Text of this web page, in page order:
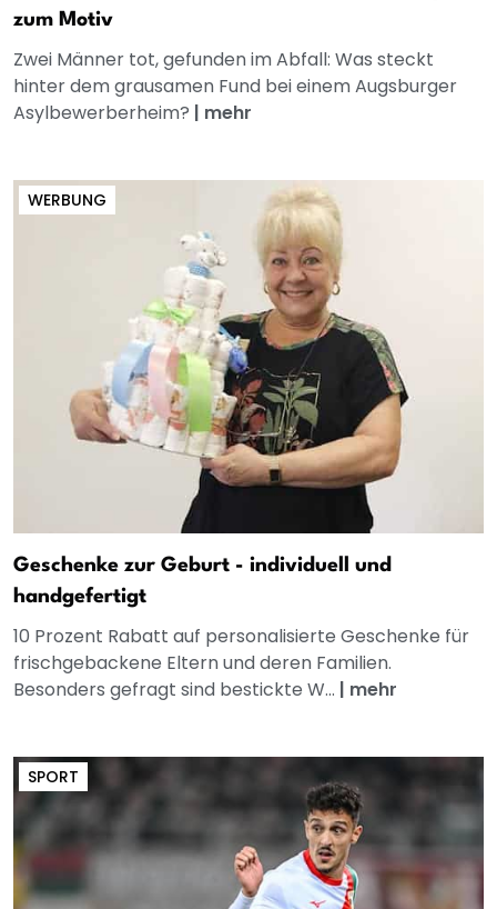
zum Motiv
Zwei Männer tot, gefunden im Abfall: Was steckt
hinter dem grausamen Fund bei einem Augsburger
Asylbewerberheim? | mehr
WERBUNG
Geschenke zur Geburt - individuell und
handgefertigt
10 Prozent Rabatt auf personalisierte Geschenke für
frischgebackene Eltern und deren Familien.
Besonders gefragt sind bestickte W... | mehr
SPORT